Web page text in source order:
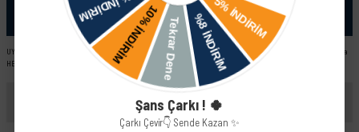
UYUMLU ARAÇ VE MOTOR TIPLERI: Lada Vega HB - 2112 Lada Kalina Sedan Lada Vega Sedan - 2110 Lada Kalina
HB Lada Vega Stw - 2111
Şans Çarkı ! 🍀
Çarkı Çevir👇 Sende Kazan ✨